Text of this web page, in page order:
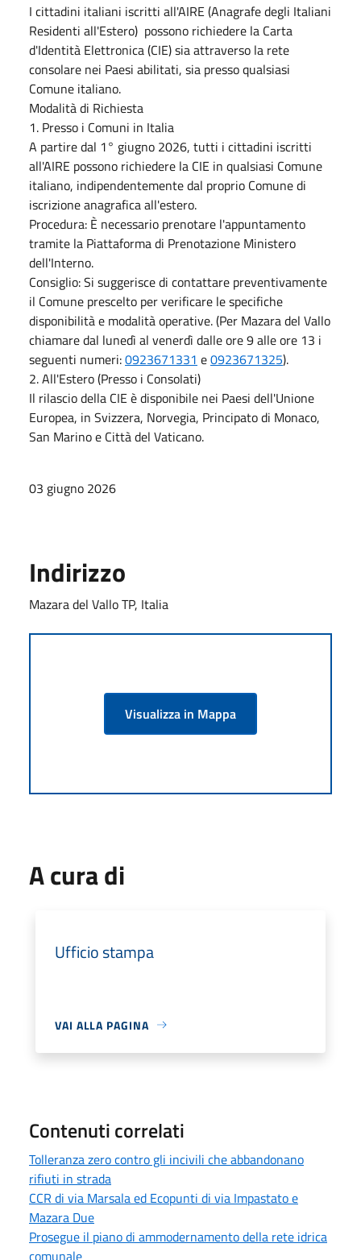
I cittadini italiani iscritti all'AIRE (Anagrafe degli Italiani
Residenti all'Estero) possono richiedere la Carta
d'Identità Elettronica (CIE) sia attraverso la rete
consolare nei Paesi abilitati, sia presso qualsiasi
Comune italiano.
Modalità di Richiesta
1. Presso i Comuni in Italia
A partire dal 1° giugno 2026, tutti i cittadini iscritti
all'AIRE possono richiedere la CIE in qualsiasi Comune
italiano, indipendentemente dal proprio Comune di
iscrizione anagrafica all'estero.
Procedura: È necessario prenotare l'appuntamento
tramite la Piattaforma di Prenotazione Ministero
dell'Interno.
Consiglio: Si suggerisce di contattare preventivamente
il Comune prescelto per verificare le specifiche
disponibilità e modalità operative. (Per Mazara del Vallo
chiamare dal lunedì al venerdì dalle ore 9 alle ore 13 i
seguenti numeri:0923671331 e0923671325).
2. All'Estero (Presso i Consolati)
Il rilascio della CIE è disponibile nei Paesi dell'Unione
Europea, in Svizzera, Norvegia, Principato di Monaco,
San Marino e Città del Vaticano.
03 giugno 2026
Indirizzo
Mazara del Vallo TP, Italia
Visualizza in Mappa
A cura di
Ufficio stampa
VAI ALLA PAGINA
Contenuti correlati
Tolleranza zero contro gli incivili che abbandonano
rifiuti in strada
CCR di via Marsala ed Ecopunti di via Impastato e
Mazara Due
Prosegue il piano di ammodernamento della rete idrica
comunale